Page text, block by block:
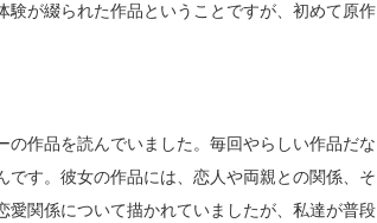
験が綴られた作品ということですが、初めて原作
作品を読んでいました。毎回やらしい作品だな
す。彼女の作品には、恋人や両親との関係、そ
関係について描かれていましたが、私達が普段